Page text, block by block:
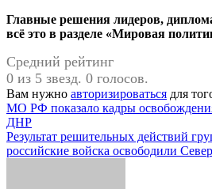
Главные решения лидеров,
всё это в разделе «Мировая
Средний рейтинг
0 из 5 звезд. 0 голосов.
Вам нужно авторизироваться для
Навигация
по
записям
МО РФ показало кадры
ДНР
Результат решительных действий
российские войска освободили